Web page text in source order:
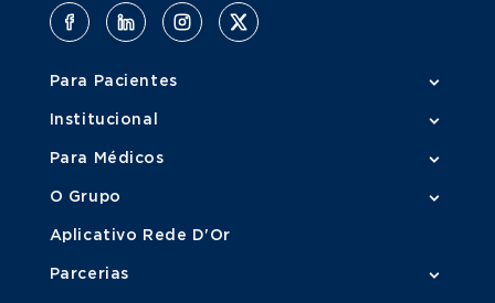
Para Pacientes
Institucional
Para Médicos
O Grupo
Aplicativo Rede D'Or
Parcerias